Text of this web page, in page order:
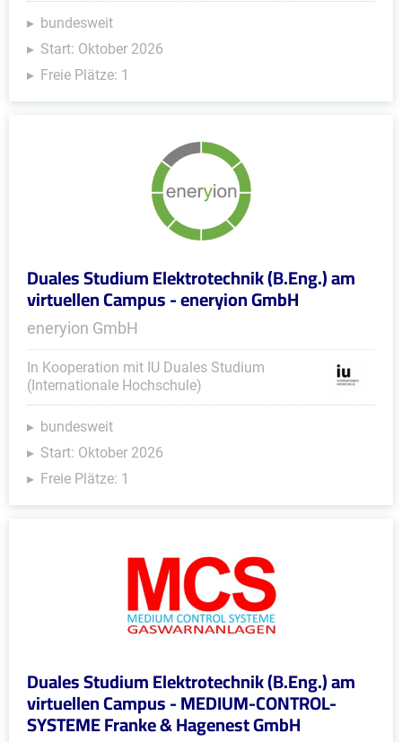
bundesweit
Start: Oktober 2026
Freie Plätze: 1
Duales Studium Elektrotechnik (B.Eng.) am
virtuellen Campus - eneryion GmbH
eneryion GmbH
In Kooperation mit IU Duales Studium
(Internationale Hochschule)
bundesweit
Start: Oktober 2026
Freie Plätze: 1
Duales Studium Elektrotechnik (B.Eng.) am
virtuellen Campus - MEDIUM-CONTROL-
SYSTEME Franke & Hagenest GmbH